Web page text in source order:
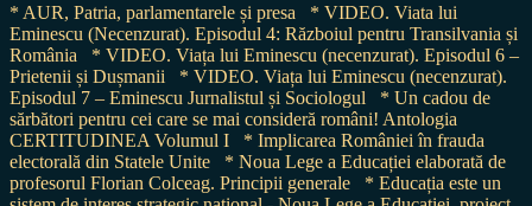
* AUR, Patria, parlamentarele și presa
* VIDEO. Viata lui
Eminescu (Necenzurat). Episodul 4: Războiul pentru Transilvania și
România
* VIDEO. Viața lui Eminescu (necenzurat). Episodul 6 –
Prietenii și Dușmanii
* VIDEO. Viața lui Eminescu (necenzurat).
Episodul 7 – Eminescu Jurnalistul și Sociologul
* Un cadou de
sărbători pentru cei care se mai consideră români! Antologia
CERTITUDINEA Volumul I
* Implicarea României în frauda
electorală din Statele Unite
* Noua Lege a Educației elaborată de
profesorul Florian Colceag. Principii generale
* Educația este un